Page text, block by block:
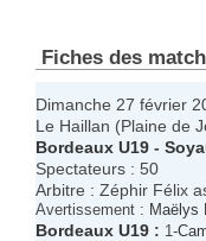
Fiches des
Dimanche 27 février
Le Haillan (Plaine de
Bordeaux U19 -
Spectateurs : 50
Arbitre : Zéphir Félix
Avertissement : Maëlys
Bordeaux U19 : 1-